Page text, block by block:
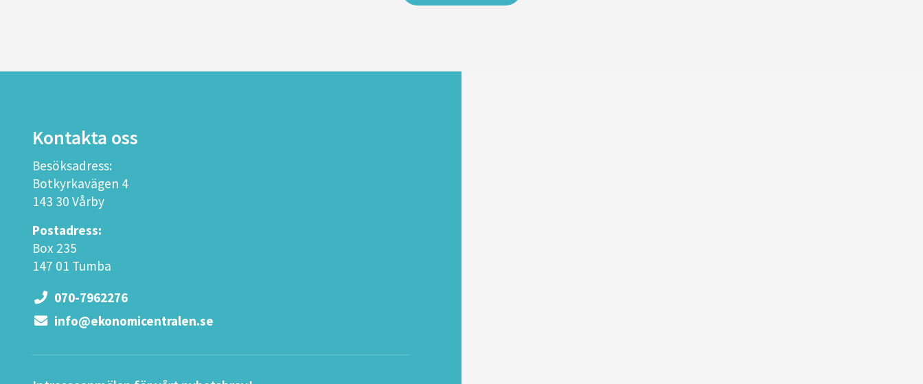
Kontakta oss
Besöksadress:
Botkyrkavägen 4
143 30 Vårby
Postadress:
Box 235
147 01 Tumba
070-7962276
info@ekonomicentralen.se